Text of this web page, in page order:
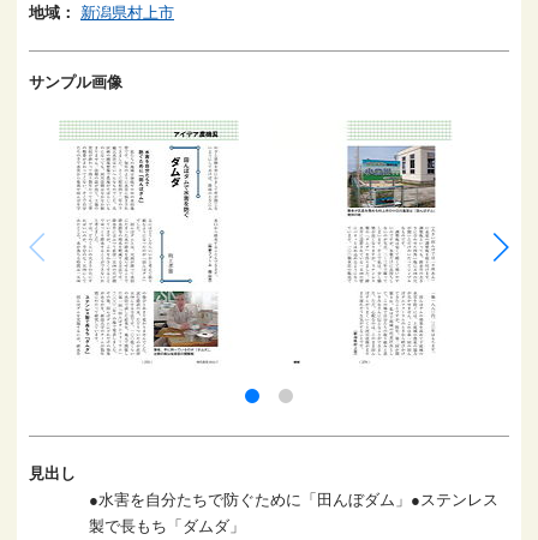
地域： 新潟県村上市
サンプル画像
見出し
●水害を自分たちで防ぐために「田んぼダム」●ステンレス
製で長もち「ダムダ」